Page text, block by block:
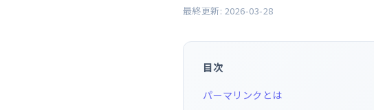
最終更新: 2026-03-28
目次
パーマリンクとは